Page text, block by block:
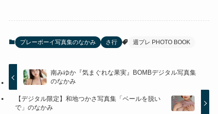
プレーボーイ写真集のなかみ さ行 週プレ PHOTO BOOK
南みゆか『気まぐれな果実』BOMBデジタル写真集
のなかみ
【デジタル限定】和地つかさ写真集「ベールを脱い
で」のなかみ